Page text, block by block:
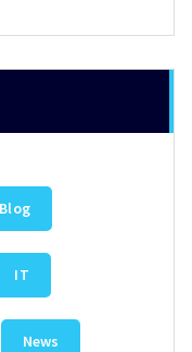
Blog
IT
News